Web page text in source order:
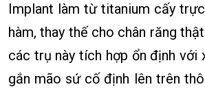
Implant làm từ titanium cấy
hàm, thay thế cho chân răng
các trụ này tích hợp ổn định với
gắn mão sứ cố định lên trên